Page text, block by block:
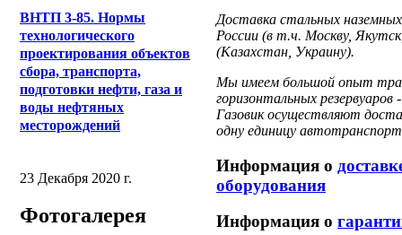
ВНТП 3-85. Нормы
технологического
проектирования объектов
сбора, транспорта,
подготовки нефти, газа и
воды нефтяных
месторождений
23 Декабря 2020 г.
Фотогалерея
Доставка стальных
России (в т.ч. Москву,
(Казахстан, Украину).
Мы имеем большой опыт
горизонтальных
Газовик осуществляют
одну единицу
Информация о
оборудования
Информация о